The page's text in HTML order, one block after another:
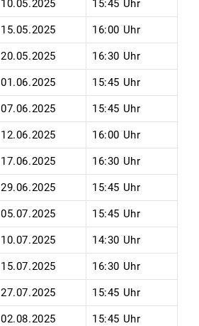
10.05.2025 15:45 Uhr
15.05.2025 16:00 Uhr
20.05.2025 16:30 Uhr
01.06.2025 15:45 Uhr
07.06.2025 15:45 Uhr
12.06.2025 16:00 Uhr
17.06.2025 16:30 Uhr
29.06.2025 15:45 Uhr
05.07.2025 15:45 Uhr
10.07.2025 14:30 Uhr
15.07.2025 16:30 Uhr
27.07.2025 15:45 Uhr
02.08.2025 15:45 Uhr